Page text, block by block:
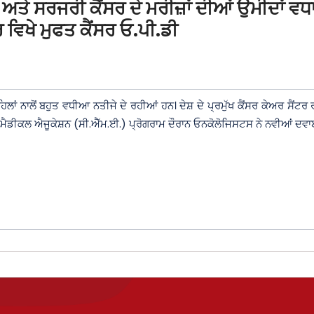
ਸਰਜਰੀ ਕੈਂਸਰ ਦੇ ਮਰੀਜ਼ਾਂ ਦੀਆਂ ਉਮੀਦਾਂ
ਮੁਫਤ ਕੈਂਸਰ ਓ.ਪੀ.ਡੀ
ਨਾਲੋਂ ਬਹੁਤ ਵਧੀਆ ਨਤੀਜੇ ਦੇ ਰਹੀਆਂ ਹਨ। ਦੇਸ਼ ਦੇ ਪ੍ਰਮੁੱਖ ਕੈਂਸਰ ਕੇਅਰ
ਐਜੂਕੇਸ਼ਨ (ਸੀ.ਐੱਮ.ਈ.) ਪ੍ਰੋਗਰਾਮ ਦੌਰਾਨ ਓਨਕੋਲੋਜਿਸਟਸ ਨੇ ਨਵੀਆਂ